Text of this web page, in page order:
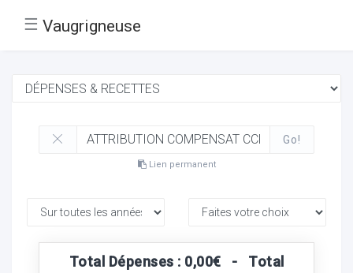
☰ Vaugrigneuse
Go!
Lien permanent
Total Dépenses : 0,00€ - Total